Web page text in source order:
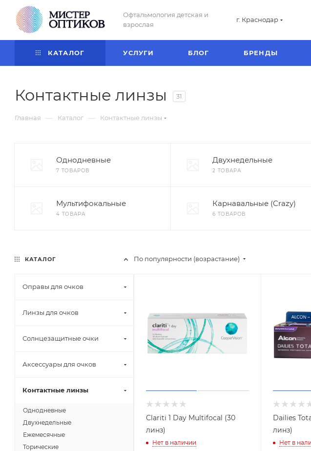
Офтальмология детская и
взрослая
г. Краснодар
КАТАЛОГ УСЛУГИ БЛОГ БРЕНДЫ
Контактные линзы 31
Главная — Каталог — Контактные линзы
Однодневные
7 ТОВАРОВ
Двухнедельные
2 ТОВАРА
Мультифокальные
4 ТОВАРА
Карнавальные (Crazy)
6 ТОВАРОВ
По популярности (возрастание)
Clariti 1 Day Multifocal (30
линз)
Нет в наличии
Dailies
линз)
Нет в
КАТАЛОГ
Оправы для очков
Линзы для очков
Солнцезащитные очки
Аксессуары для очков
Контактные линзы
Однодневные
Двухнедельные
Ежемесячные
Торические